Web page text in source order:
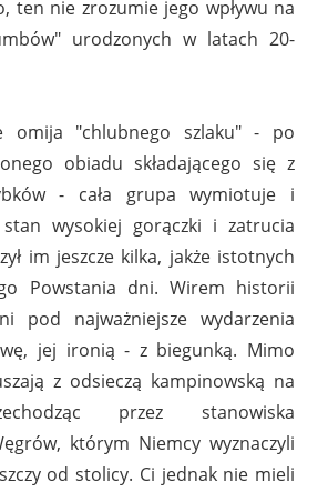
ten nie zrozumie jego wpływu na
urodzonych w latach 20-
omija "chlubnego szlaku" - po
obiadu składającego się z
- cała grupa wymiotuje i
wysokiej gorączki i zatrucia
im jeszcze kilka, jakże istotnych
Powstania dni. Wirem historii
pod najważniejsze wydarzenia
jej ironią - z biegunką. Mimo
z odsieczą kampinowską na
przez stanowiska
którym Niemcy wyznaczyli
od stolicy. Ci jednak nie mieli